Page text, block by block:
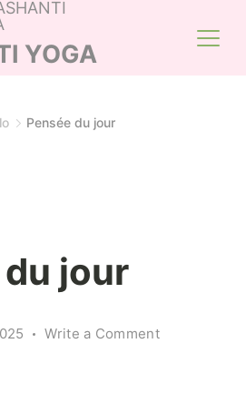
YOGA
Pensée du jour
jour
Write a Commenton